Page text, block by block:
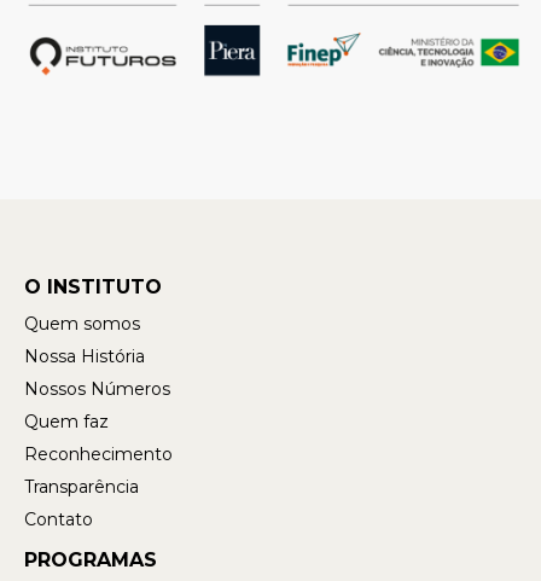
O INSTITUTO
Quem somos
Nossa História
Nossos Números
Quem faz
Reconhecimento
Transparência
Contato
PROGRAMAS